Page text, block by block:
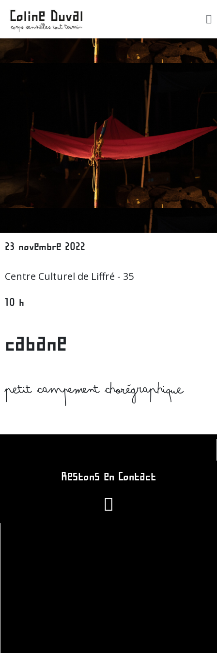
23 novembre 2022
Centre Culturel de Liffré - 35
10 h
cabane
petit campement chorégraphique
Restons en Contact